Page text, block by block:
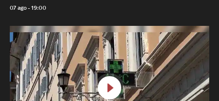
07 ago - 19:00